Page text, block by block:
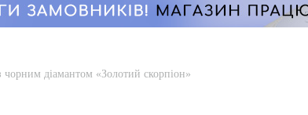
чорним діамантом «Золотий скорпіон»